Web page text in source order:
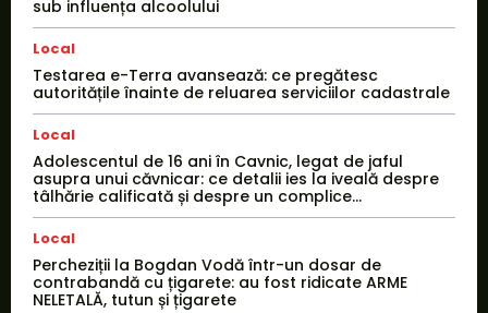
sub influența alcoolului
Local
Testarea e-Terra avansează: ce pregătesc
autoritățile înainte de reluarea serviciilor cadastrale
Local
Adolescentul de 16 ani în Cavnic, legat de jaful
asupra unui căvnicar: ce detalii ies la iveală despre
tâlhărie calificată și despre un complice...
Local
Percheziții la Bogdan Vodă într-un dosar de
contrabandă cu țigarete: au fost ridicate ARME
NELETALĂ, tutun și țigarete